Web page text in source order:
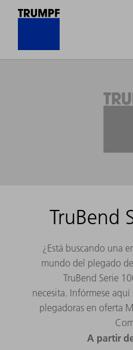
TruBend
¿Está buscando una
mundo del plegado
TruBend Serie
necesita. Infórmese
plegadoras en oferta
A partir